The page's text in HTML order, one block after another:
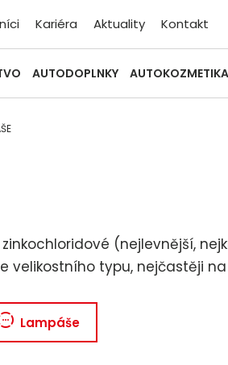
Kariéra Aktuality Kontakt
AUTODOPLNKY AUTOKOZMETIKA
(nejlevnější,
typu, nejčastěji
Lampáše